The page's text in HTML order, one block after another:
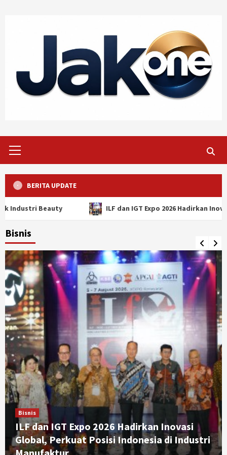
Menu
BERITA UPDATE
ILF dan IGT Expo 2026 Hadirkan Inovasi Global,
Bisnis
Bisnis
ILF dan IGT Expo 2026 Hadirkan Inovasi
Global, Perkuat Posisi Indonesia di Industri